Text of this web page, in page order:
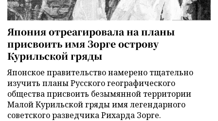
Япония отреагировала на планы
присвоить имя Зорге острову
Курильской гряды
Японское правительство намерено тщательно
изучить планы Русского географического
общества присвоить безымянной территории
Малой Курильской гряды имя легендарного
советского разведчика Рихарда Зорге.